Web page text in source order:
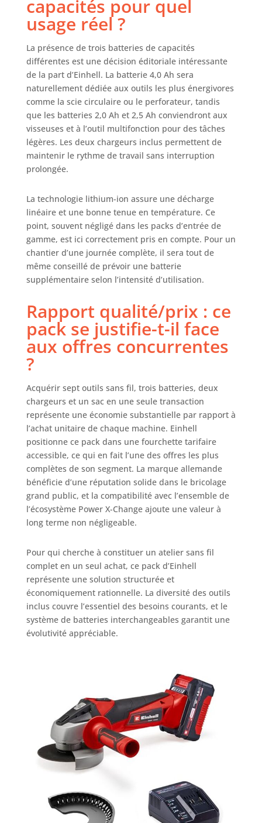
capacités pour quel
usage réel ?
La présence de trois batteries de capacités
différentes est une décision éditoriale intéressante
de la part d’Einhell. La batterie 4,0 Ah sera
naturellement dédiée aux outils les plus énergivores
comme la scie circulaire ou le perforateur, tandis
que les batteries 2,0 Ah et 2,5 Ah conviendront aux
visseuses et à l’outil multifonction pour des tâches
légères. Les deux chargeurs inclus permettent de
maintenir le rythme de travail sans interruption
prolongée.
La technologie lithium-ion assure une décharge
linéaire et une bonne tenue en température. Ce
point, souvent négligé dans les packs d’entrée de
gamme, est ici correctement pris en compte. Pour un
chantier d’une journée complète, il sera tout de
même conseillé de prévoir une batterie
supplémentaire selon l’intensité d’utilisation.
Rapport qualité/prix : ce
pack se justifie-t-il face
aux offres concurrentes
?
Acquérir sept outils sans fil, trois batteries, deux
chargeurs et un sac en une seule transaction
représente une économie substantielle par rapport à
l’achat unitaire de chaque machine. Einhell
positionne ce pack dans une fourchette tarifaire
accessible, ce qui en fait l’une des offres les plus
complètes de son segment. La marque allemande
bénéficie d’une réputation solide dans le bricolage
grand public, et la compatibilité avec l’ensemble de
l’écosystème Power X-Change ajoute une valeur à
long terme non négligeable.
Pour qui cherche à constituer un atelier sans fil
complet en un seul achat, ce pack d’Einhell
représente une solution structurée et
économiquement rationnelle. La diversité des outils
inclus couvre l’essentiel des besoins courants, et le
système de batteries interchangeables garantit une
évolutivité appréciable.